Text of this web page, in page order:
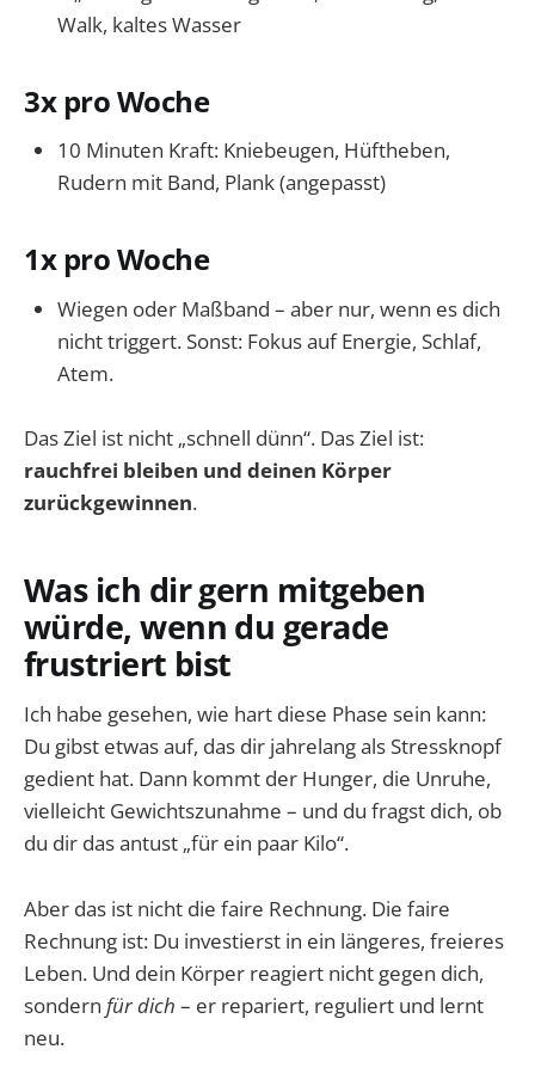
Walk, kaltes Wasser
3x pro Woche
10 Minuten Kraft: Kniebeugen, Hüftheben,
Rudern mit Band, Plank (angepasst)
1x pro Woche
Wiegen oder Maßband – aber nur, wenn es dich
nicht triggert. Sonst: Fokus auf Energie, Schlaf,
Atem.
Das Ziel ist nicht „schnell dünn“. Das Ziel ist:
rauchfrei bleiben und deinen Körper
zurückgewinnen.
Was ich dir gern mitgeben
würde, wenn du gerade
frustriert bist
Ich habe gesehen, wie hart diese Phase sein kann:
Du gibst etwas auf, das dir jahrelang als Stressknopf
gedient hat. Dann kommt der Hunger, die Unruhe,
vielleicht Gewichtszunahme – und du fragst dich, ob
du dir das antust „für ein paar Kilo“.
Aber das ist nicht die faire Rechnung. Die faire
Rechnung ist: Du investierst in ein längeres, freieres
Leben. Und dein Körper reagiert nicht gegen dich,
sondern für dich – er repariert, reguliert und lernt
neu.